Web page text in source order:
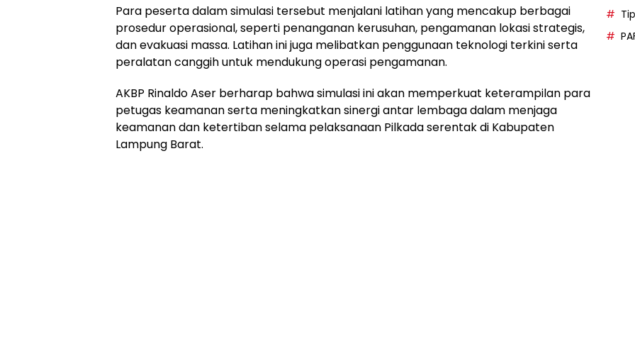
Para peserta dalam simulasi tersebut menjalani latihan yang mencakup berbagai
prosedur operasional, seperti penanganan kerusuhan, pengamanan lokasi strategis,
dan evakuasi massa. Latihan ini juga melibatkan penggunaan teknologi terkini serta
peralatan canggih untuk mendukung operasi pengamanan.
AKBP Rinaldo Aser berharap bahwa simulasi ini akan memperkuat keterampilan para
petugas keamanan serta meningkatkan sinergi antar lembaga dalam menjaga
keamanan dan ketertiban selama pelaksanaan Pilkada serentak di Kabupaten
Lampung Barat.